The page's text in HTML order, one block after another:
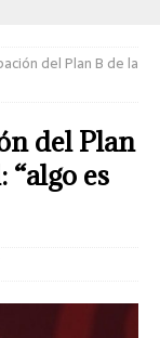
del Plan B de la
del Plan
es